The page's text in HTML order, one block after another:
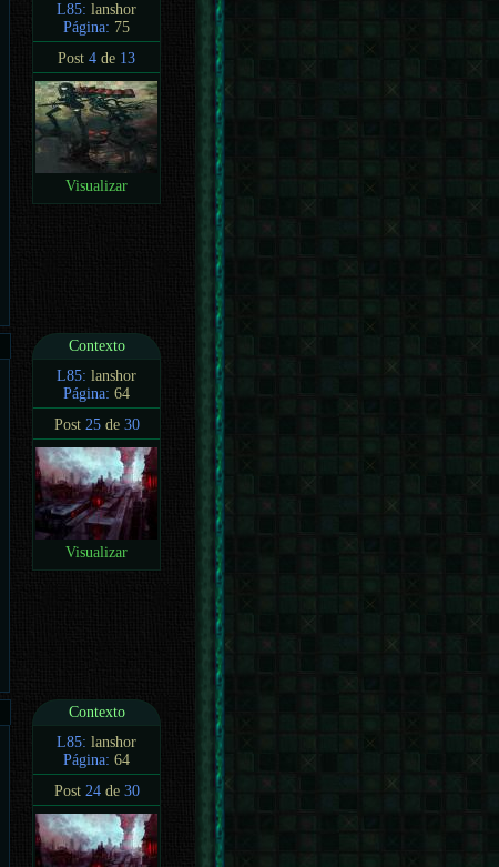
L85: lanshor
Página: 75
Post4 de 13
Visualizar
Contexto
L85: lanshor
Página: 64
Post 25de 30
Visualizar
Contexto
L85: lanshor
Página: 64
Post 24de 30